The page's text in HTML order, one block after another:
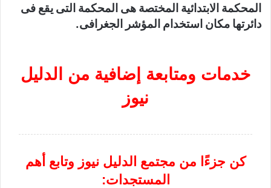
المحكمة الابتدائية المختصة هى المحكمة التى يقع فى
دائرتها مكان استخدام المؤشر الجغرافى.
خدمات ومتابعة إضافية من الدليل
نيوز
كن جزءًا من مجتمع الدليل نيوز وتابع أهم
المستجدات: